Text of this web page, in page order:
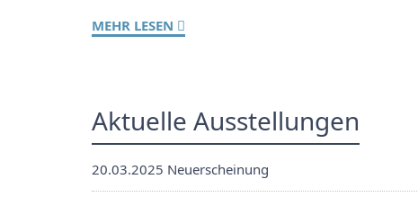
MEHR LESEN
Aktuelle Ausstellungen
20.03.2025 Neuerscheinung